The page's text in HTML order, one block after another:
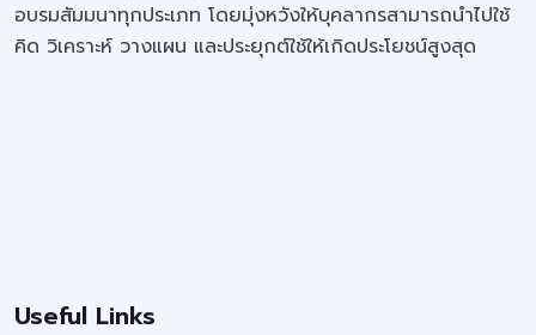
อบรมสัมมนาทุกประเภท โดยมุ่งหวังให้บุคลากรสามารถนำไปใช้
คิด วิเคราะห์ วางแผน และประยุกต์ใช้ให้เกิดประโยชน์สูงสุด
Useful Links